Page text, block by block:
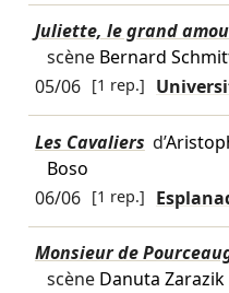
Juliette, le grand
scène Bernard
05/06 [1 rep.]
Les Cavaliers d’
Boso
06/06 [1 rep.]
Monsieur de
scène Danuta Zarazik